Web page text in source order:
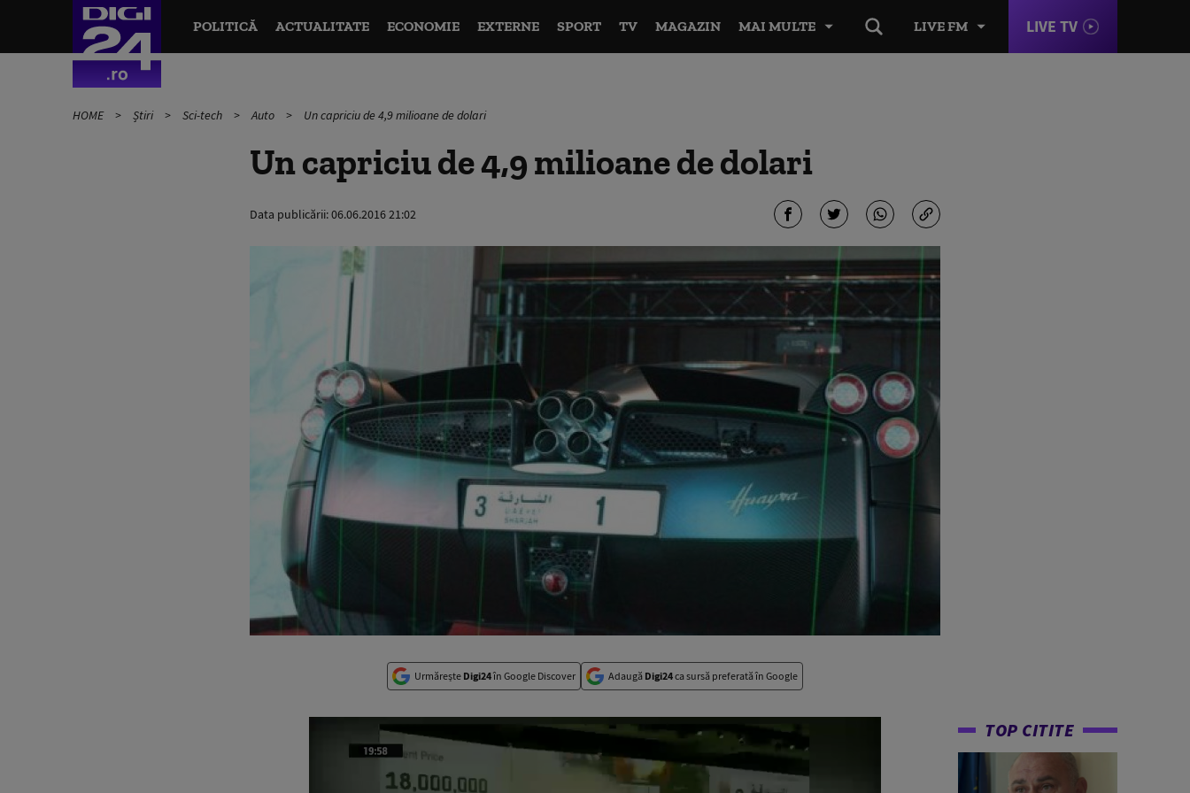
LIVE FM LIVE TV
POLITICĂ ACTUALITATE ECONOMIE EXTERNE SPORT TV MAGAZIN MAI MULTE
HOME Știri Sci-tech Auto Un capriciu de 4,9 milioane de dolari
Un capriciu de 4,9 milioane de dolari
Data publicării:06.06.2016 21:02
Urmărește Digi24în Google Discover Adaugă Digi24ca sursă preferată în Google
TOP CITITE